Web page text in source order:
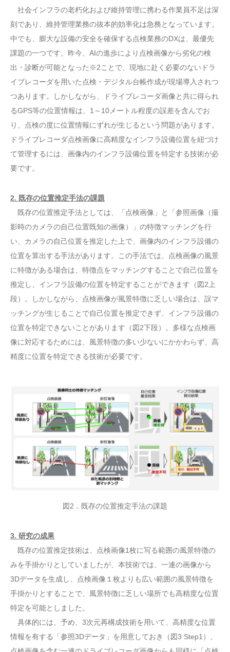
社会インフラの老朽化および維持管理に携わる作業員不足は深
刻であり、維持管理業務の抜本的効率化は急務となっています。
中でも、膨大な設備の安全を確保する点検業務のDXは、最優先
課題の一つです。昨今、AIの進歩により点検画像から劣化の検
出・診断が可能となった※2ことで、現地に赴く必要のないドラ
イブレコーダを用いた点検・デジタル台帳作成が現場導入されつ
つあります。しかしながら、ドライブレコーダ画像と共に得られ
るGPS等の位置情報は、1～10メートル程度の誤差を含んでお
り、点検の度に位置情報にずれが生じるという問題があります。
ドライブレコーダ点検画像に高精度なインフラ設備位置を紐づけ
て管理するには、画像内のインフラ設備位置を特定する技術が必
要です。
2. 既存の位置推定手法の課題
既存の位置推定手法としては、「点検画像」と「参照画像（撮
影時のカメラの自己位置既知の画像）」の特徴マッチングを行
い、カメラの自己位置を推定した上で、画像内のインフラ設備の
位置を算出する手法があります。この手法では、点検画像の風景
に特徴がある場合は、特徴点をマッチングすることで自己位置を
推定し、インフラ設備の位置を特定することができます（図2上
段）。しかしながら、点検画像が風景特徴に乏しい場合は、誤マ
ッチングが生じることで自己位置を推定できず、インフラ設備の
位置を特定できないことがあります（図2下段）。多様な点検画
像に対応するためには、風景特徴の多い少ないにかかわらず、高
精度に位置を特定できる技術が必要です。
図2．既存の位置推定手法の課題
3. 研究の成果
既存の位置推定技術は、点検画像1枚に写る範囲の風景特徴の
みを手掛かりとしていましたが、本技術では、一連の画像から
3Dデータを生成し、点検画像１枚よりも広い範囲の風景特徴を
手掛かりとすることで、風景特徴に乏しい場所でも高精度な位置
特定を可能としました。
具体的には、予め、3次元再構成技術を用いて、高精度な位置
情報を有する「参照3Dデータ」を用意しておき（図3 Step1）、